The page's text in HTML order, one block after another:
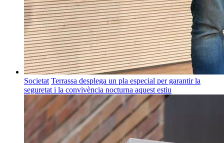
Societat Terrassa desplega un pla especial per garantir la
seguretat i la convivència nocturna aquest estiu